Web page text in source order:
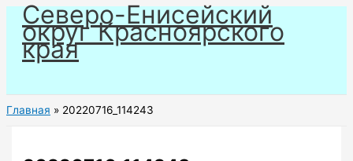
Перейти
содержимому
Северо-Енисейский
округ Красноярского
края
Главная 20220716_114243